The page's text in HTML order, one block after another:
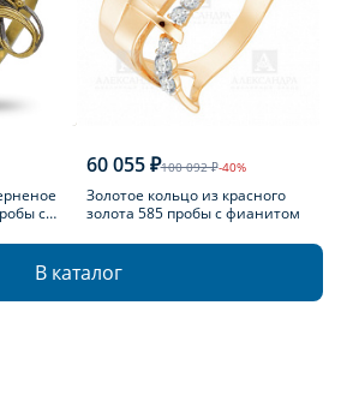
с
60 055 ₽100 092 ₽-40%
Золотое кольцо из красного
золота 585 пробы с фианитом
В каталог